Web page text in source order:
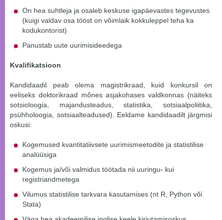
On hea suhtleja ja osaleb keskuse igapäevastes tegevustes
(kuigi valdav osa tööst on võimlaik kokkuleppel teha ka
kodukontorist)
Panustab uute uurimisideedega
Kvalifikatsioon
Kandidaadil peab olema magistrikraad, kuid konkursil on
eeliseks doktorikraad mõnes asjakohases valdkonnas (näiteks
sotsioloogia, majandusteadus, statistika, sotsiaalpoliitika,
psühholoogia, sotsiaalteadused). Eeldame kandidaadilt järgmisi
oskusi:
Kogemused kvantitatiivsete uurimismeetodite ja statistilise
analüüsiga
Kogemus ja/või valmidus töötada nii uuringu- kui
registriandmetega
Vilumus statistilise tarkvara kasutamises (nt R, Python või
Stata)